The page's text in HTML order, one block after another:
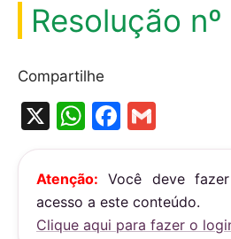
Resolução
Compartilhe
X
W
h
at
s
A
F
a
c
e
b
m
ai
l
Atenção: Você deve
acesso a este conteúdo.
Clique aqui para fazer o